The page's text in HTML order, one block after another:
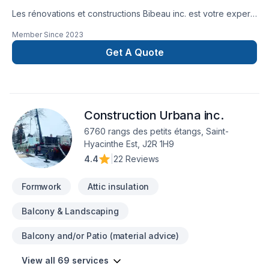
Les rénovations et constructions Bibeau inc. est votre expert
Drain français, Entretien commercial, Entretien ménager,
Excavation, Fissures, Fondations, Maçonnerie, Margelle,
Plancher, Salle de bain, Sous-sol dans les secteurs de Centre
privilégions la transparence, l'écoute et l'efficacité pour bâtir
des relations de confiance avec nos clients. Transformons
ensemble vos idées en réalité. Contactez-nous dès
maintenant.
Member Since 2023
Get A Quote
Construction Urbana inc.
6760 rangs des petits étangs, Saint-
Hyacinthe Est, J2R 1H9
4.4
22 Reviews
Formwork Attic insulation
Balcony & Landscaping
Balcony and/or Patio (material advice)
View all 69 services